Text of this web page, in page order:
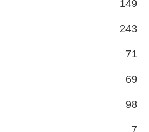
149
243
71
69
98